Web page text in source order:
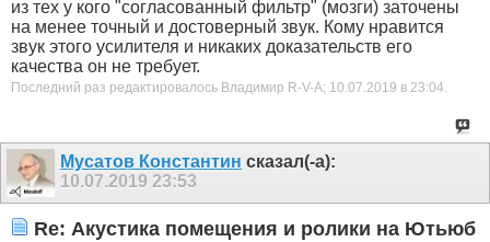
из тех у кого "согласованный фильтр" (мозги) заточены
на менее точный и достоверный звук. Кому нравится
звук этого усилителя и никаких доказательств его
качества он не требует.
Последний раз редактировалось Владимир R-V-A; 10.07.2019 в 23:04.
Мусатов Константин сказал(-а):
10.07.2019 23:53
Re: Акустика помещения и ролики на Ютьюб